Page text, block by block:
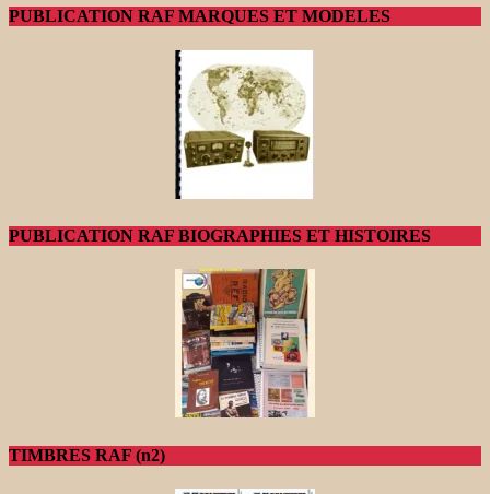
PUBLICATION RAF MARQUES ET MODELES
PUBLICATION RAF BIOGRAPHIES ET HISTOIRES
TIMBRES RAF (n2)